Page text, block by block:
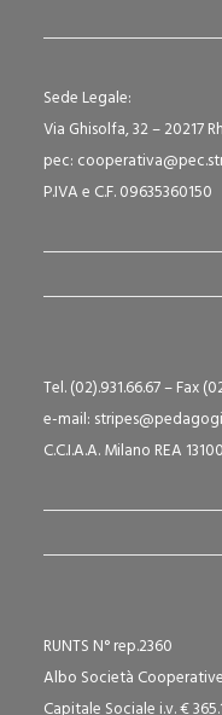
Sede Legale:
Via Ghisolfa, 32 – 20217
pec:
P.IVA e C.F. 09635360150
Tel. (02).931.66.67 – Fax
e-mail:
C.C.I.A.A. Milano REA
RUNTS N° rep.2360
Albo Società
Capitale Sociale i.v. €